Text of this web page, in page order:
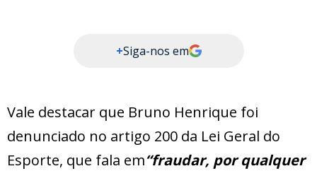
+Siga-nos em
Vale destacar que Bruno Henrique foi
denunciado no artigo 200 da Lei Geral do
Esporte, que fala em“fraudar, por qualquer